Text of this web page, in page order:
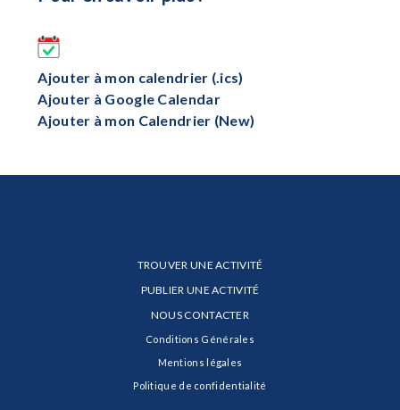
Ajouter à mon calendrier (.ics)
Ajouter à Google Calendar
Ajouter à mon Calendrier (New)
TROUVER UNE ACTIVITÉ
PUBLIER UNE ACTIVITÉ
NOUS CONTACTER
Conditions Générales
Mentions légales
Politique de confidentialité